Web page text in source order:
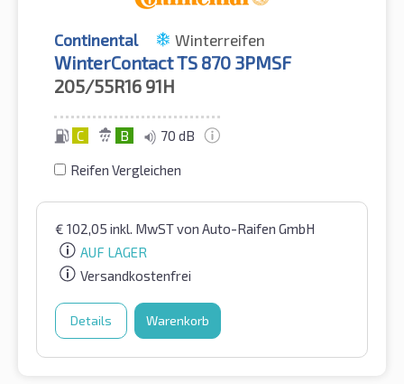
Continental Winterreifen
WinterContact TS 870 3PMSF
205/55R16 91H
C B 70 dB
Reifen Vergleichen
€ 102,05 inkl. MwSTvon Auto-Raifen GmbH
AUF LAGER
Versandkostenfrei
Details Warenkorb